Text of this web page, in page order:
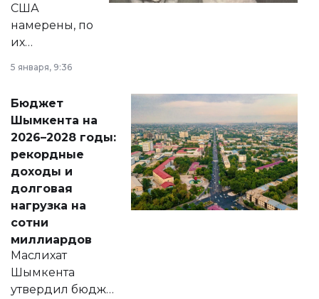
США
намерены, по
их
принести
народу
Венесуэлы.
5 января, 9:36
Бюджет
Шымкента на
2026–2028 годы:
рекордные
доходы и
долговая
нагрузка на
сотни
миллиардов
Маслихат
Шымкента
утвердил бюджет